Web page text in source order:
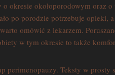
o okresie okołoporodowym oraz
po porodzie potrzebuje opieki,
omówić z lekarzem.
w tym okresie to także
perimenopauzy. Teksty w prosty